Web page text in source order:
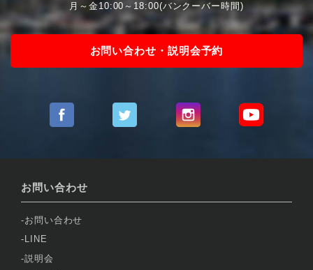
月～金10:00～18:00(バンクーバー時間)
お問い合わせ・説明会予約
お問い合わせ
お問い合わせ
LINE
説明会